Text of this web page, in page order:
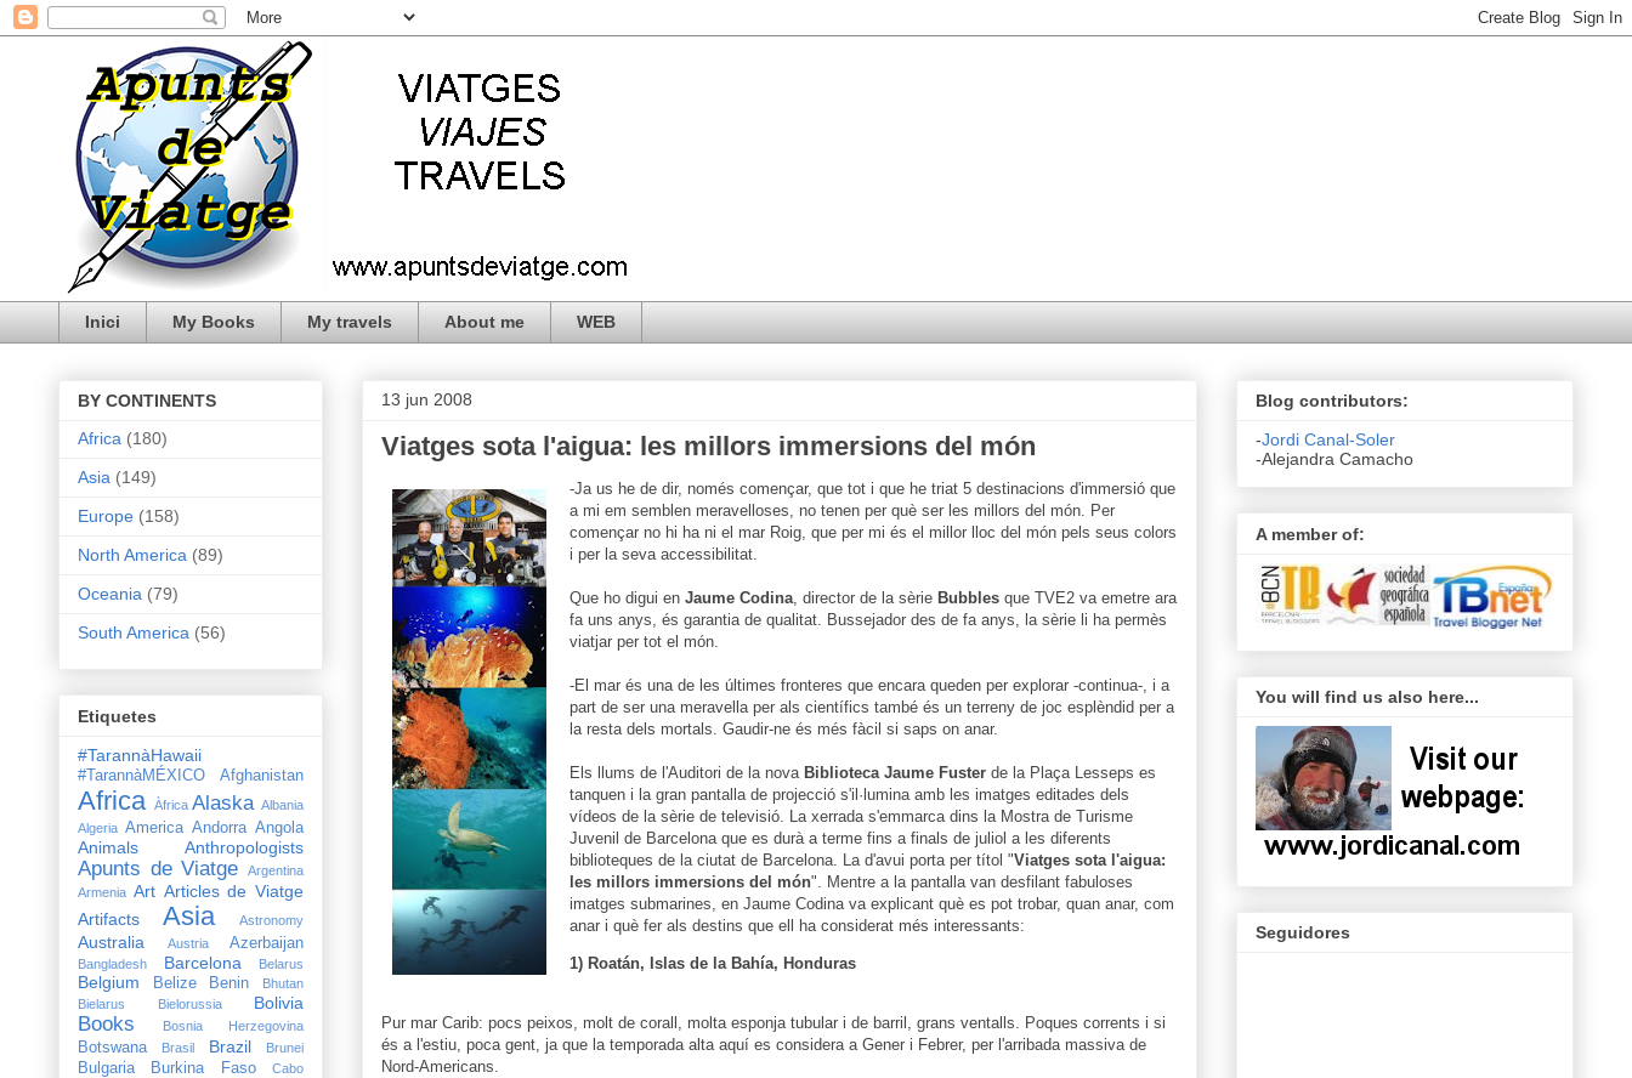
Inici My Books My travels About me WEB
13 jun 2008
Viatges sota l'aigua: les millors immersions del món
-Ja us he de dir, només començar, que tot i que he triat 5 destinacions d'immersió que
a mi em semblen meravelloses, no tenen per què ser les millors del món. Per
començar no hi ha ni el mar Roig, que per mi és el millor lloc del món pels seus colors
i per la seva accessibilitat.
Que ho digui en Jaume Codina , director de la sèrie Bubbles que TVE2 va emetre ara
fa uns anys, és garantia de qualitat. Bussejador des de fa anys, la sèrie li ha permès
viatjar per tot el món.
-El mar és una de les últimes fronteres que encara queden per explorar -continua-, i a
part de ser una meravella per als científics també és un terreny de joc esplèndid per a
la resta dels mortals. Gaudir-ne és més fàcil si saps on anar.
Els llums de l'Auditori de la nova Biblioteca Jaume Fuster de la Plaça Lesseps es
tanquen i la gran pantalla de projecció s'il·lumina amb les imatges editades dels
vídeos de la sèrie de televisió. La xerrada s'emmarca dins la Mostra de Turisme
Juvenil de Barcelona que es durà a terme fins a finals de juliol a les diferents
biblioteques de la ciutat de Barcelona. La d'avui porta per títol "Viatges sota l'aigua:
les millors immersions del món". Mentre a la pantalla van desfilant fabuloses
imatges submarines, en Jaume Codina va explicant què es pot trobar, quan anar, com
anar i què fer als destins que ell ha considerat més interessants:
1) Roatán, Islas de la Bahía, Honduras
Pur mar Carib: pocs peixos, molt de corall, molta esponja tubular i de barril, grans ventalls. Poques corrents i si
és a l'estiu, poca gent, ja que la temporada alta aquí es considera a Gener i Febrer, per l'arribada massiva de
Nord-Americans.
BY CONTINENTS
Africa (180)
Asia (149)
Europe (158)
North America (89)
Oceania (79)
South America (56)
Etiquetes
#TarannàHawaii
#TarannàMÉXICO Afghanistan
Africa Àfrica Alaska Albania
Algeria America Andorra Angola
Animals Anthropologists
Apunts de Viatge
Argentina
Armenia Art Articles de Viatge
Artifacts
Asia Astronomy
Australia Austria Azerbaijan
Bangladesh Barcelona Belarus
Belgium Belize Benin
Bhutan
Bielarus
Bielorussia Bolivia
Books Bosnia Herzegovina
Botswana Brasil Brazil Brunei
Bulgaria Burkina Faso
Cabo
Blog contributors:
-Jordi Canal-Soler
-Alejandra Camacho
A member of:
You will find us also here...
Seguidores